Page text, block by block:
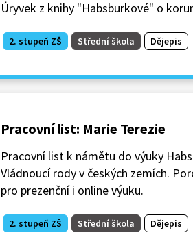
Úryvek z knihy "Habsburkové" o
2. stupeň ZŠ Střední škola Dějepis
Pracovní list: Marie Terezie
Pracovní list k námětu do výuky
Vládnoucí rody v českých zemích.
pro prezenční i online výuku.
2. stupeň ZŠ Střední škola Dějepis